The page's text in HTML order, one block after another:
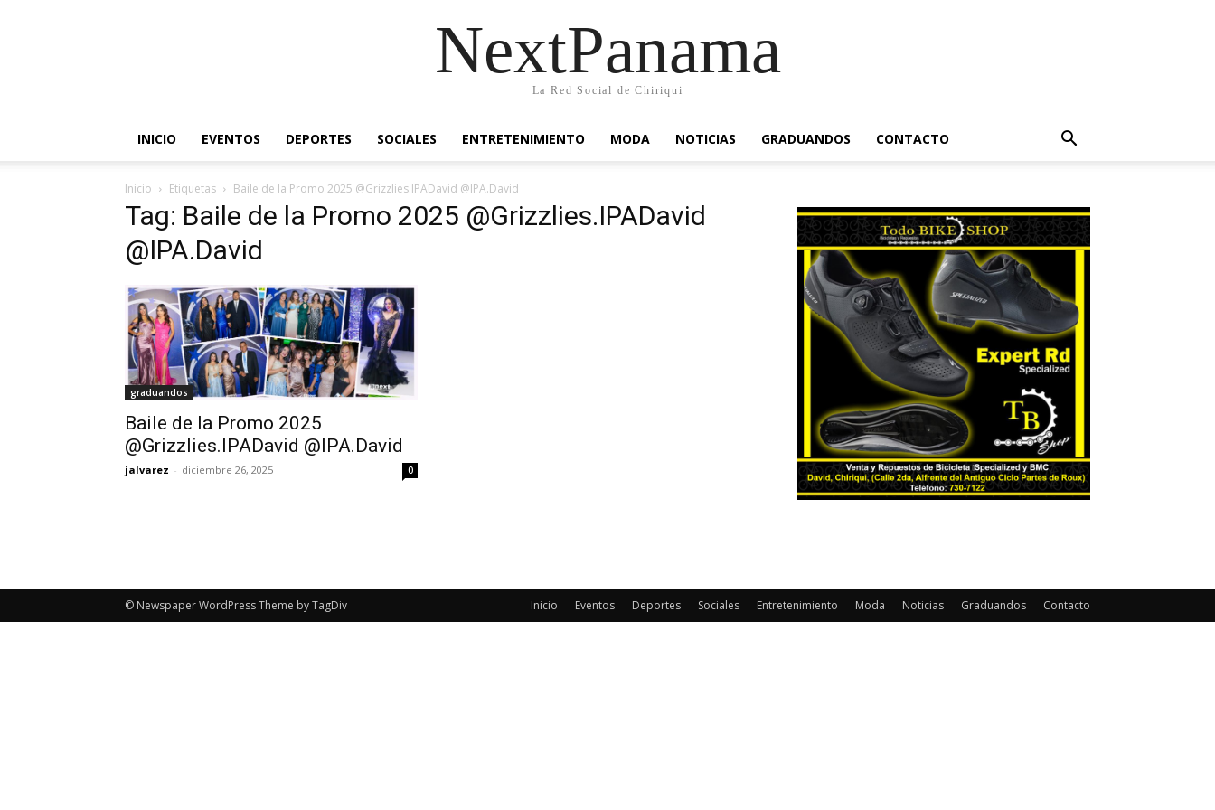
NextPanama
La Red Social de Chiriqui
INICIO EVENTOS DEPORTES SOCIALES ENTRETENIMIENTO MODA NOTICIAS GRADUANDOS CONTACTO
Inicio Etiquetas Baile de la Promo 2025 @Grizzlies.IPADavid @IPA.David
Tag: Baile de la Promo 2025 @Grizzlies.IPADavid
@IPA.David
graduandos
Baile de la Promo 2025
@Grizzlies.IPADavid @IPA.David
jalvarez - diciembre 26, 2025 0
Inicio Eventos Deportes Sociales Entretenimiento Moda Noticias Graduandos Contacto
© Newspaper WordPress Theme by TagDiv